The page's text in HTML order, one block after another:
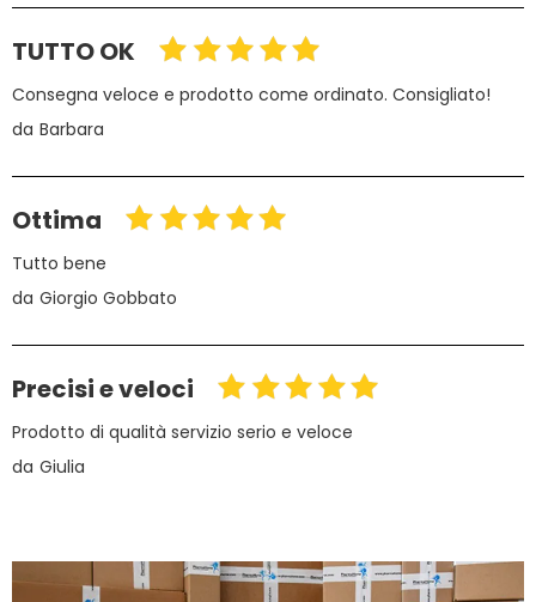
TUTTO OK
Consegna veloce e prodotto come ordinato. Consigliato!
da Barbara
Ottima
Tutto bene
da Giorgio Gobbato
Precisi e veloci
Prodotto di qualità servizio serio e veloce
da Giulia